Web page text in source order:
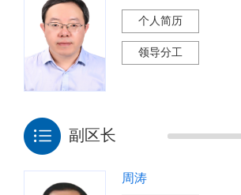
个人简历
领导分工
副区长
周涛